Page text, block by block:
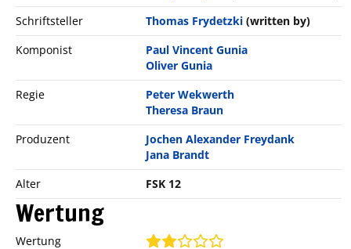
Schriftsteller
Thomas Frydetzki (written by)
Komponist
Paul Vincent Gunia
Oliver Gunia
Regie
Peter Wekwerth
Theresa Braun
Produzent
Jochen Alexander Freydank
Jana Brandt
Alter
FSK 12
Wertung
Wertung